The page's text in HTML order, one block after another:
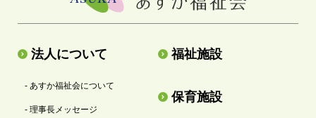
法人について
- あすか福祉会について
- 理事長メッセージ
福祉施設
保育施設